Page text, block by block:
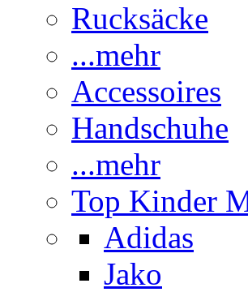
Rucksäcke
...mehr
Accessoires
Handschuhe
...mehr
Top Kinder
Adidas
Jako